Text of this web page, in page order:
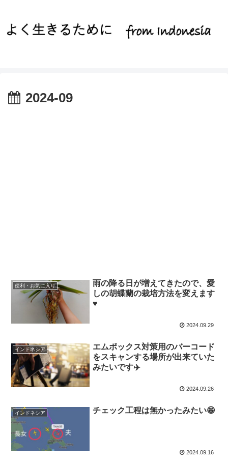
2024-09
便利・お気に入り
雨の降る日が増えてきたので、愛
しの胡蝶蘭の栽培方法を変えます
♥
2024.09.29
インドネシア
エムポックス対策用のバーコード
をスキャンする場所が出来ていた
みたいです✈️
2024.09.26
インドネシア チェック工程は無かったみたい😁
2024.09.16